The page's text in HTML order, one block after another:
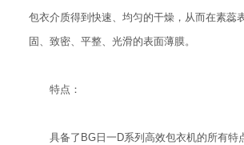
包衣介质得到快速、均匀的干燥，从而在素蕊
固、致密、平整、光滑的表面薄膜。
特点：
具备了BG日一D系列高效包衣机的所有特